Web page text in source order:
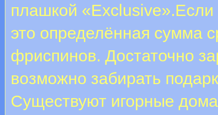
плашкой
это определённая сумма
фриспинов. Достаточно
возможно забирать
Существуют игорные